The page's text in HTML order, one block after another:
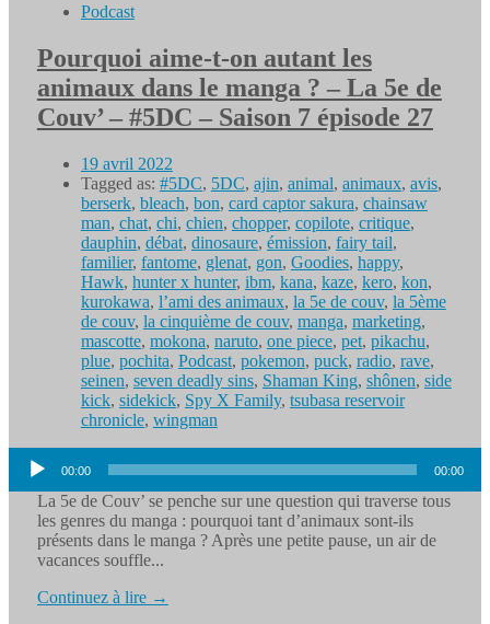
Podcast
Pourquoi aime-t-on autant les
animaux dans le manga ? – La 5e de
Couv’ – #5DC – Saison 7 épisode 27
19 avril 2022
Tagged as: #5DC, 5DC, ajin, animal, animaux, avis,
berserk, bleach, bon, card captor sakura, chainsaw
man, chat, chi, chien, chopper, copilote, critique,
dauphin, débat, dinosaure, émission, fairy tail,
familier, fantome, glenat, gon, Goodies, happy,
Hawk, hunter x hunter, ibm, kana, kaze, kero, kon,
kurokawa, l’ami des animaux, la 5e de couv, la 5ème
de couv, la cinquième de couv, manga, marketing,
mascotte, mokona, naruto, one piece, pet, pikachu,
plue, pochita, Podcast, pokemon, puck, radio, rave,
seinen, seven deadly sins, Shaman King, shônen, side
kick, sidekick, Spy X Family, tsubasa reservoir
chronicle, wingman
Lecteur
audio
00:00 00:00
La 5e de Couv’ se penche sur une question qui traverse tous
les genres du manga : pourquoi tant d’animaux sont-ils
présents dans le manga ? Après une petite pause, un air de
vacances souffle...
Continuez à lire →